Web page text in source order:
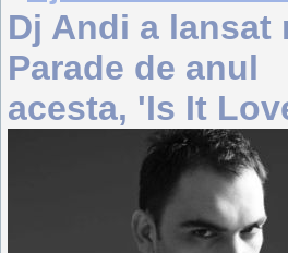
Dj Andi a
Parade de anul
acesta, 'Is It